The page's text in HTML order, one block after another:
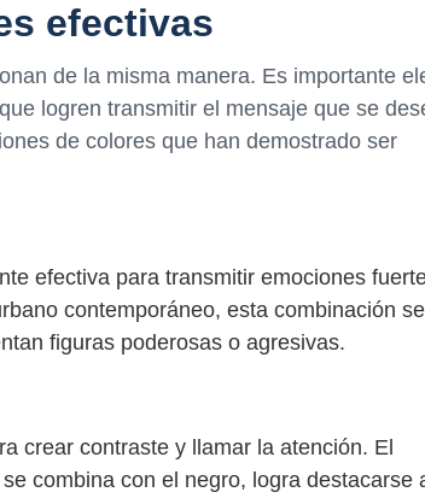
efectivas
de la misma manera. Es importante
logren transmitir el mensaje que se
de colores que han demostrado ser
efectiva para transmitir emociones
contemporáneo, esta combinación se
figuras poderosas o agresivas.
crear contraste y llamar la atención. El
combina con el negro, logra destacarse